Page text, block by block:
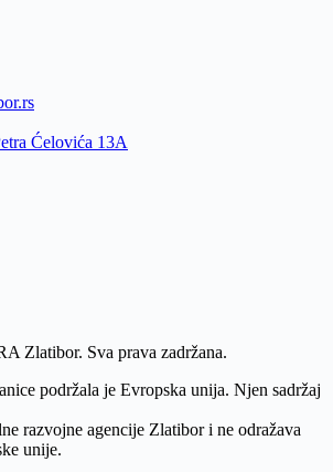
Ćelovića 13A
Zlatibor. Sva prava zadržana.
podržala je Evropska unija. Njen sadržaj
razvojne agencije Zlatibor i ne odražava
unije.